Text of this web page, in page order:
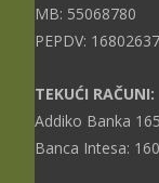
MB: 55068780
PEPDV:
TEKUĆI RAČUNI:
Addiko Banka
Banca Intesa: